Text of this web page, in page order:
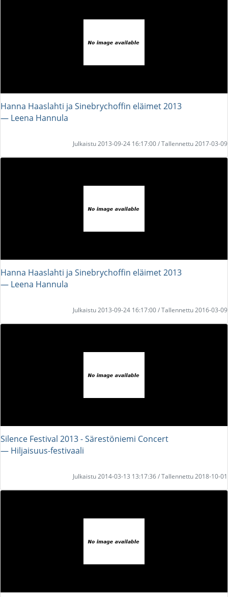
Hanna Haaslahti ja Sinebrychoffin eläimet 2013
― Leena Hannula
Julkaistu 2013-09-24 16:17:00 / Tallennettu 2017-03-09
Hanna Haaslahti ja Sinebrychoffin eläimet 2013
― Leena Hannula
Julkaistu 2013-09-24 16:17:00 / Tallennettu 2016-03-09
Silence Festival 2013 - Särestöniemi Concert
― Hiljaisuus-festivaali
Julkaistu 2014-03-13 13:17:36 / Tallennettu 2018-10-01